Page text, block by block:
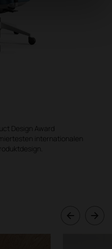
Design Award
internationalen